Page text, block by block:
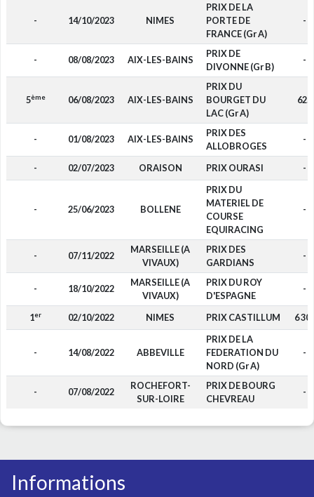
- 14/10/2023 NIMES
PRIX DE LA
PORTE DE
FRANCE (Gr A)
-
- 08/08/2023 AIX-LES-BAINS
PRIX DE
DIVONNE (Gr B)
-
5ème 06/08/2023 AIX-LES-BAINS
PRIX DU
BOURGET DU
LAC (Gr A)
625
- 01/08/2023 AIX-LES-BAINS
PRIX DES
ALLOBROGES
-
- 02/07/2023 ORAISON PRIX OURASI -
- 25/06/2023 BOLLENE
PRIX DU
MATERIEL DE
COURSE
EQUIRACING
-
- 07/11/2022
MARSEILLE (A
VIVAUX)
PRIX DES
GARDIANS
-
- 18/10/2022
MARSEILLE (A
VIVAUX)
PRIX DU ROY
D'ESPAGNE
-
1er 02/10/2022 NIMES PRIX CASTILLUM 6
- 14/08/2022 ABBEVILLE
PRIX DE LA
FEDERATION DU
NORD (Gr A)
-
- 07/08/2022
ROCHEFORT-
SUR-LOIRE
PRIX DE BOURG
CHEVREAU
-
Informations